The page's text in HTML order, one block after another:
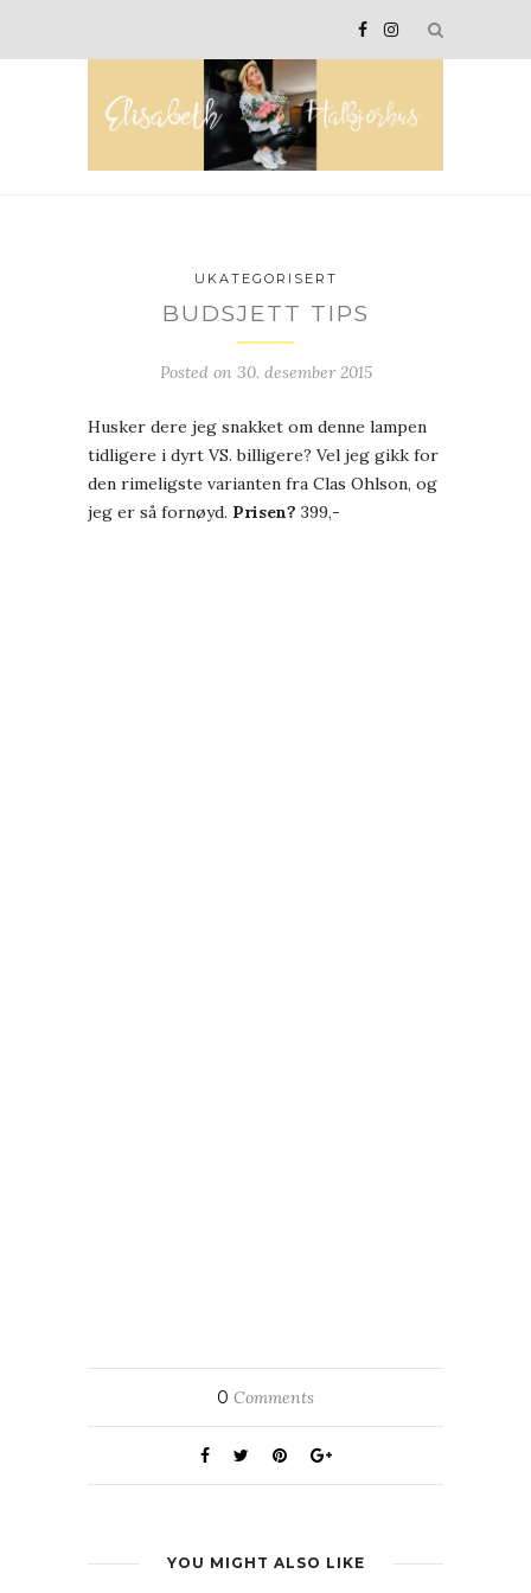
UKATEGORISERT
BUDSJETT TIPS
Posted on 30. desember 2015
Husker dere jeg snakket om denne lampen
tidligere i dyrt VS. billigere? Vel jeg gikk for
den rimeligste varianten fra Clas Ohlson, og
jeg er så fornøyd. Prisen? 399,-
0 Comments
YOU MIGHT ALSO LIKE